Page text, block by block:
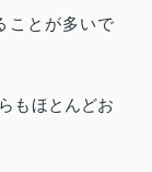
ことが多いで
もほとんどお